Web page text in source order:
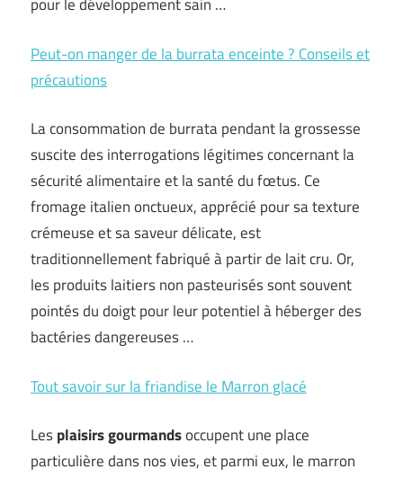
Peut-on manger de la burrata enceinte ? Conseils et
précautions
La consommation de burrata pendant la grossesse
suscite des interrogations légitimes concernant la
sécurité alimentaire et la santé du fœtus. Ce
fromage italien onctueux, apprécié pour sa texture
crémeuse et sa saveur délicate, est
traditionnellement fabriqué à partir de lait cru. Or,
les produits laitiers non pasteurisés sont souvent
pointés du doigt pour leur potentiel à héberger des
bactéries dangereuses …
Tout savoir sur la friandise le Marron glacé
Lesplaisirs gourmandsoccupent une place
particulière dans nos vies, et parmi eux, le marron